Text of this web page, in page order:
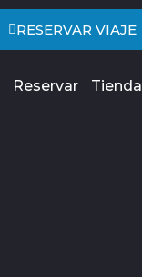
RESERVAR VIAJE
Reservar Tienda